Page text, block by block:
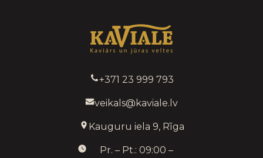
+371 23 999 793
veikals@kaviale.lv
Kauguru iela 9, Rīga
Pr. – Pt.: 09:00 –